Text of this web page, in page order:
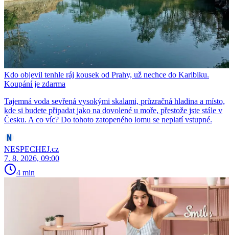
Kdo objevil tenhle ráj kousek od Prahy, už nechce do Karibiku.
Koupání je zdarma
Tajemná voda sevřená vysokými skalami, průzračná hladina a místo,
kde si budete připadat jako na dovolené u moře, přestože jste stále v
Česku. A co víc? Do tohoto zatopeného lomu se neplatí vstupné.
NESPECHEJ.cz
7. 8. 2026, 09:00
4 min